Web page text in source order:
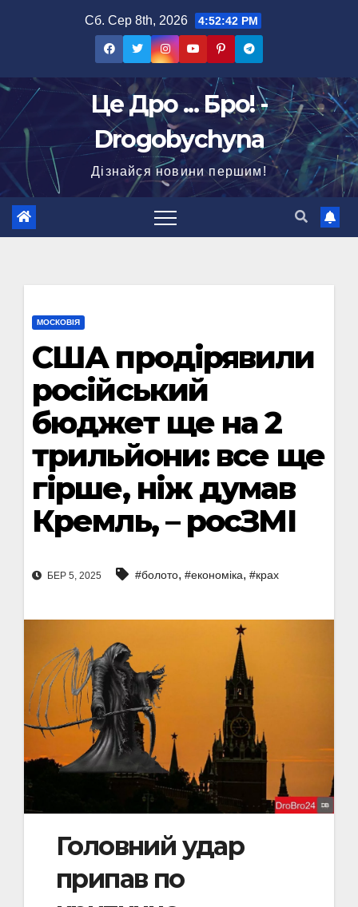
Сб. Сер 8th, 2026 4:52:43 PM
Це Дро ... Бро! -
Drogobychyna
Дізнайся новини першим!
МОСКОВІЯ
США продірявили
російський
бюджет ще на 2
трильйони: все ще
гірше, ніж думав
Кремль, – росЗМІ
БЕР 5, 2025 #болото, #економіка, #крах
Головний удар
припав по